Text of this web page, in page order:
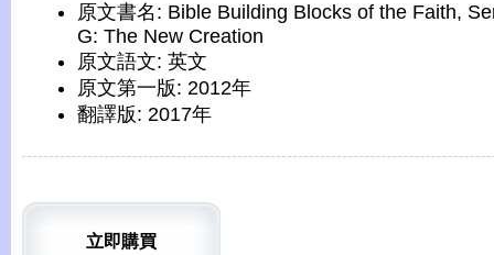
原文書名: Bible Building Blocks of the Faith,
G: The New Creation
原文語文: 英文
原文第一版: 2012年
翻譯版: 2017年
立即購買